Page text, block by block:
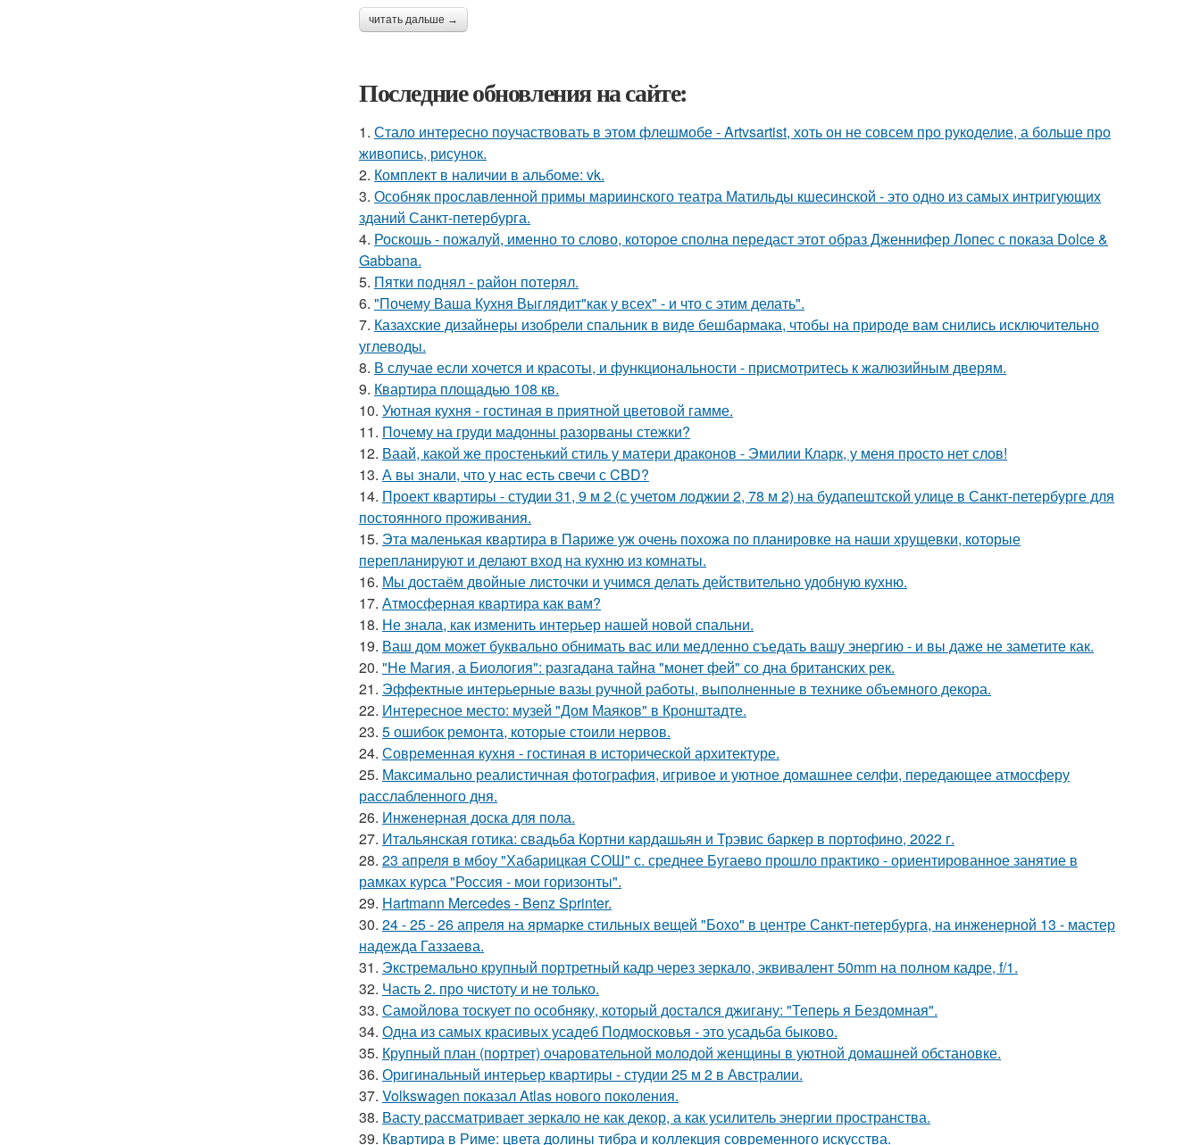
читать дальше →
Последние обновления на сайте:
1. Стало интересно поучаствовать в этом флешмобе - Artvsartist, хоть он не совсем про рукоделие, а больше про
живопись, рисунок.
2. Комплект в наличии в альбоме: vk.
3. Особняк прославленной примы мариинского театра Матильды кшесинской - это одно из самых интригующих
зданий Санкт-петербурга.
4. Роскошь - пожалуй, именно то слово, которое сполна передаст этот образ Дженнифер Лопес с показа Dolce &
Gabbana.
5. Пятки поднял - район потерял.
6. "Почему Ваша Кухня Выглядит"как у всех" - и что с этим делать".
7. Казахские дизайнеры изобрели спальник в виде бешбармака, чтобы на природе вам снились исключительно
углеводы.
8. В случае если хочется и красоты, и функциональности - присмотритесь к жалюзийным дверям.
9. Квартира площадью 108 кв.
10. Уютная кухня - гостиная в приятной цветовой гамме.
11. Почему на груди мадонны разорваны стежки?
12. Ваай, какой же простенький стиль у матери драконов - Эмилии Кларк, у меня просто нет слов!
13. А вы знали, что у нас есть свечи с CBD?
14. Проект квартиры - студии 31, 9 м 2 (с учетом лоджии 2, 78 м 2) на будапештской улице в Санкт-петербурге для
постоянного проживания.
15. Эта маленькая квартира в Париже уж очень похожа по планировке на наши хрущевки, которые
перепланируют и делают вход на кухню из комнаты.
16. Мы достаём двойные листочки и учимся делать действительно удобную кухню.
17. Атмосферная квартира как вам?
18. Не знала, как изменить интерьер нашей новой спальни.
19. Ваш дом может буквально обнимать вас или медленно съедать вашу энергию - и вы даже не заметите как.
20. "Не Магия, а Биология": разгадана тайна "монет фей" со дна британских рек.
21. Эффектные интерьерные вазы ручной работы, выполненные в технике объемного декора.
22. Интересное место: музей "Дом Маяков" в Кронштадте.
23. 5 ошибок ремонта, которые стоили нервов.
24. Современная кухня - гостиная в исторической архитектуре.
25. Максимально реалистичная фотография, игривое и уютное домашнее селфи, передающее атмосферу
расслабленного дня.
26. Инжeнepная доска для пола.
27. Итальянская готика: свадьба Кортни кардашьян и Трэвис баркер в портофино, 2022 г.
28. 23 апреля в мбоу "Хабарицкая СОШ" с. среднее Бугаево прошло практико - ориентированное занятие в
рамках курса "Россия - мои горизонты".
29. Hartmann Mercedes - Benz Sprinter.
30. 24 - 25 - 26 апреля на ярмарке стильных вещей "Бохо" в центре Санкт-петербурга, на инженерной 13 - мастер
надежда Газзаева.
31. Экстремально крупный портретный кадр через зеркало, эквивалент 50mm на полном кадре, f/1.
32. Часть 2. про чистоту и не только.
33. Самойлова тоскует по особняку, который достался джигану: "Теперь я Бездомная".
34. Одна из самых красивых усадеб Подмосковья - это усадьба быково.
35. Крупный план (портрет) очаровательной молодой женщины в уютной домашней обстановке.
36. Оригинальный интерьер квартиры - студии 25 м 2 в Австралии.
37. Volkswagen показал Atlas нового поколения.
38. Васту рассматривает зеркало не как декор, а как усилитель энергии пространства.
39. Квартира в Риме: цвета долины тибра и коллекция современного искусства.